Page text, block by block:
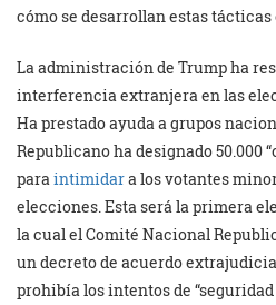
cómo se desarrollan estas
La administración de Trump ha
interferencia extranjera en las
Ha prestado ayuda a grupos
Republicano ha designado 50.000
paraintimidara los votantes
elecciones. Esta será la primera
la cual el Comité Nacional
un decreto de acuerdo
prohibía los intentos de